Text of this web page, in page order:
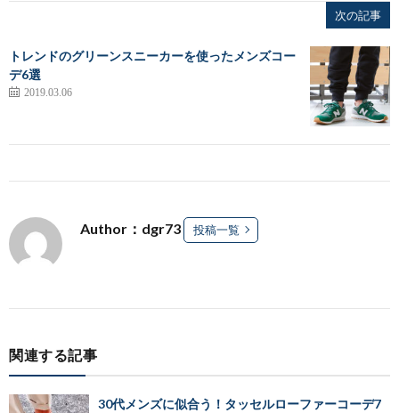
次の記事
トレンドのグリーンスニーカーを使ったメンズコー
デ6選
2019.03.06
Author：dgr73 投稿一覧
関連する記事
30代メンズに似合う！タッセルローファーコーデ7